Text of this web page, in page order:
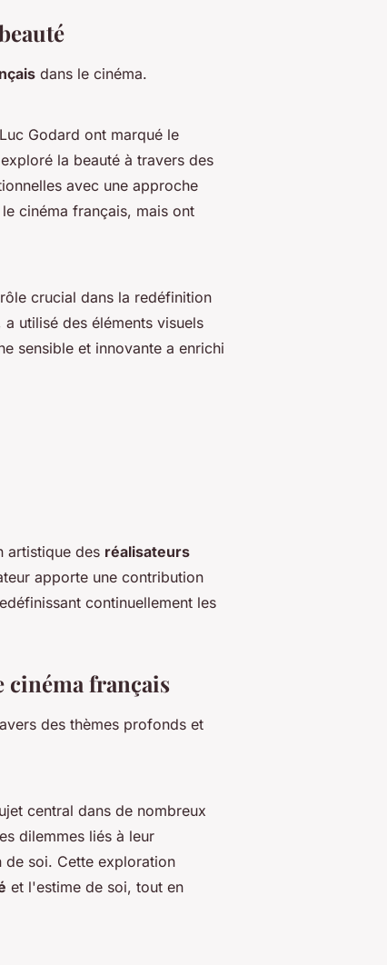
dans le cinéma.
Godard ont marqué le
la beauté à travers des
avec une approche
cinéma français, mais ont
crucial dans la redéfinition
utilisé des éléments visuels
sensible et innovante a enrichi
artistique des réalisateurs
apporte une contribution
continuellement les
cinéma français
des thèmes profonds et
central dans de nombreux
dilemmes liés à leur
de soi. Cette exploration
et l'estime de soi, tout en